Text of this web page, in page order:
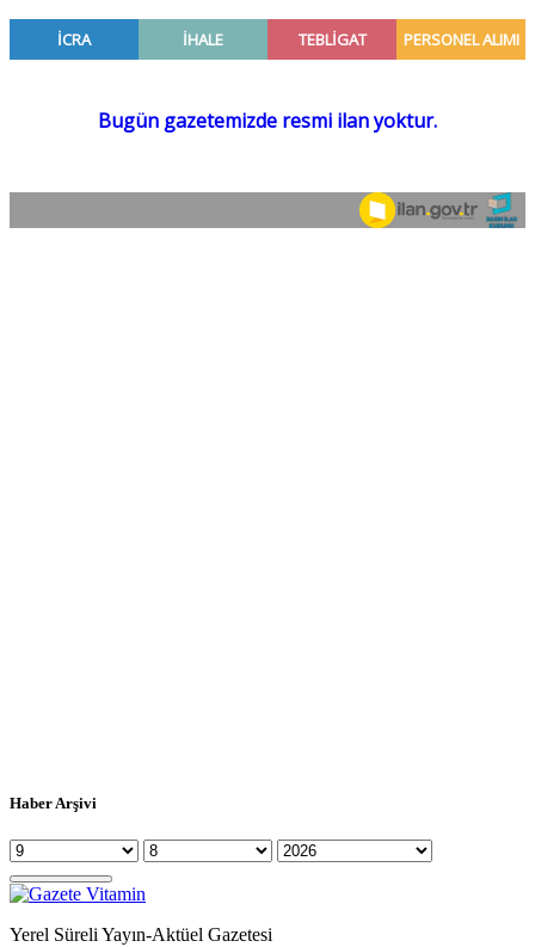
Haber Arşivi
Yerel Süreli Yayın-Aktüel Gazetesi